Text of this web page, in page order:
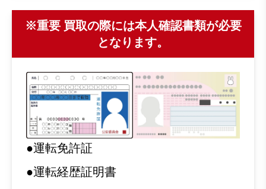
※重要 買取の際には本人確認書類が必要
となります。
●運転免許証
●運転経歴証明書